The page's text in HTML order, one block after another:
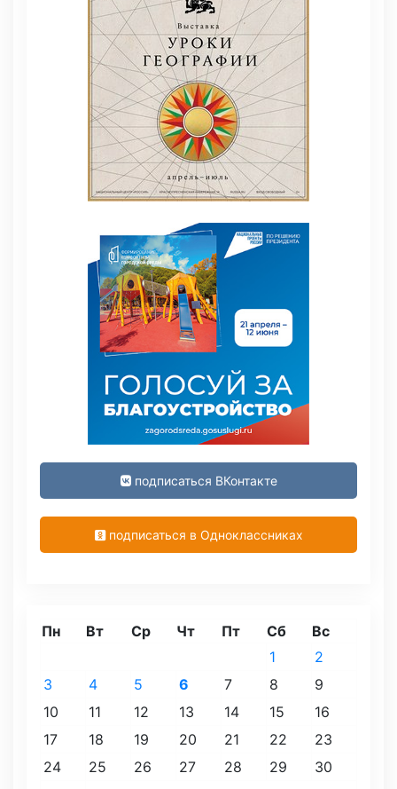
подписаться ВКонтакте
подписаться в Одноклассниках
Пн Вт Ср Чт Пт Сб
Вс
1
2
3
4 5 6 7 8
9
10
11 12 13 14 15
16
17
18 19 20 21 22
23
24
25 26 27 28 29
30